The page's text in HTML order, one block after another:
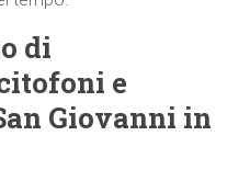
di
e
Giovanni in